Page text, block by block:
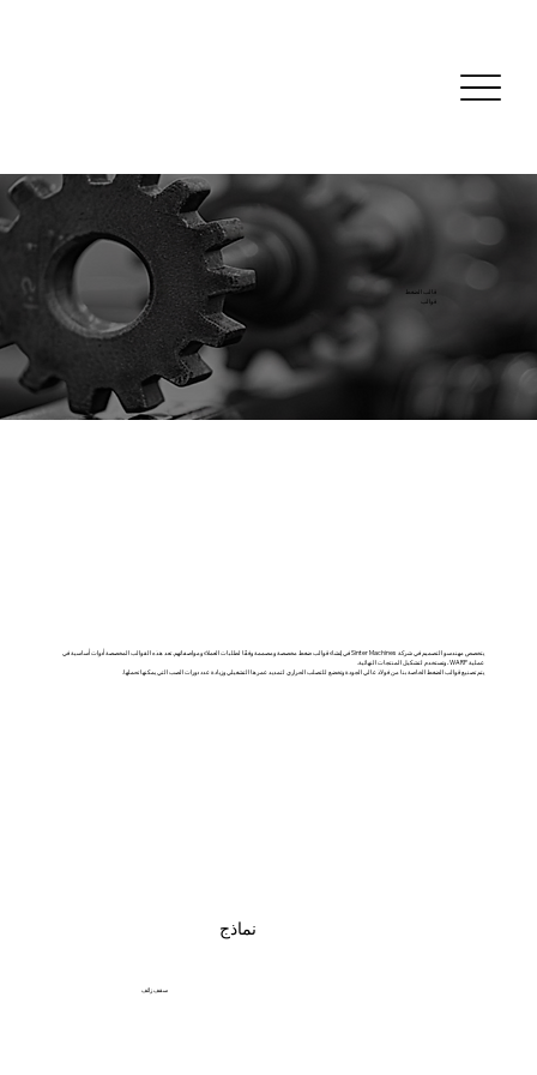
قالب الضغط
قوالب
يتخصص مهندسو التصميم في شركة Sinter Machines في إنشاء قوالب ضغط مخصصة ومصممة وفقًا لطلبات العملاء ومواصفاتهم. تعد هذه القوالب المخصصة أدوات أساسية في
عملية WARP، وتستخدم لتشكيل المنتجات النهائية.
يتم تصنيع قوالب الضغط الخاصة بنا من فولاذ عالي الجودة وتخضع للتصلب الحراري لتمديد عمرها التشغيلي وزيادة عدد دورات الصب التي يمكنها تحملها.
سقف زائف
نماذج